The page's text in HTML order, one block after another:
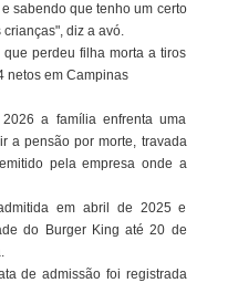
sabendo que tenho um certo
diz a avó.
perdeu filha morta a tiros
netos em Campinas
a família enfrenta uma
a pensão por morte, travada
pela empresa onde a
em abril de 2025 e
do Burger King até 20 de
de admissão foi registrada